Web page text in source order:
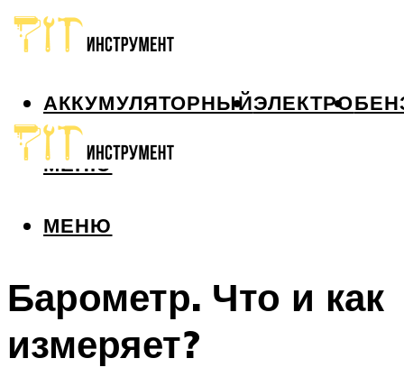
АККУМУЛЯТОРНЫЙЭЛЕКТРО
МЕНЮ
МЕНЮ
Барометр. Что и как
измеряет?